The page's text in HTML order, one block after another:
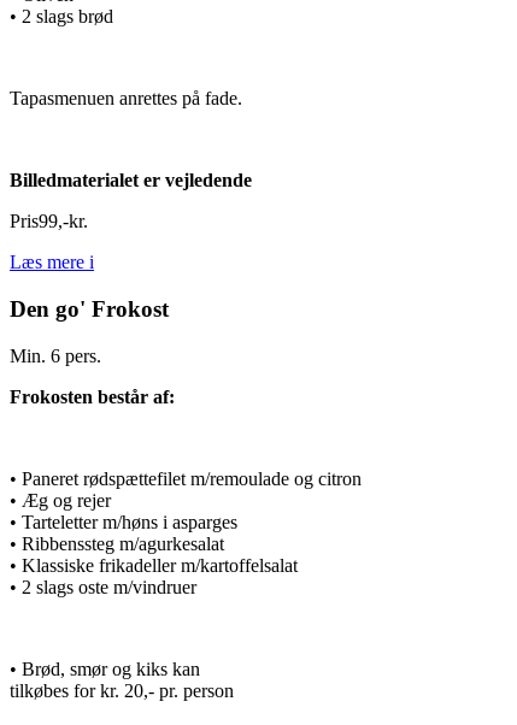
• 2 slags brød
Tapasmenuen anrettes på fade.
Billedmaterialet er vejledende
Pris99,-kr.
Læs mere i
Den go' Frokost
Min. 6 pers.
Frokosten består af:
• Paneret rødspættefilet m/remoulade og citron
• Æg og rejer
• Tarteletter m/høns i asparges
• Ribbenssteg m/agurkesalat
• Klassiske frikadeller m/kartoffelsalat
• 2 slags oste m/vindruer
• Brød, smør og kiks kan
tilkøbes for kr. 20,- pr. person